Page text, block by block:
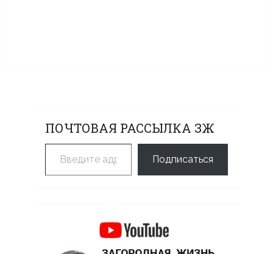
ПОЧТОВАЯ РАССЫЛКА ЗЖ
Введите адрес электронной почты…
Подписаться